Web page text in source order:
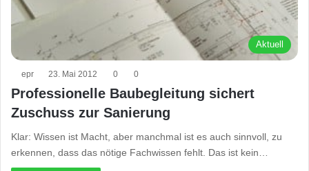
Aktuell
epr 23. Mai 2012 0 0
Professionelle Baubegleitung sichert
Zuschuss zur Sanierung
Klar: Wissen ist Macht, aber manchmal ist es auch sinnvoll, zu
erkennen, dass das nötige Fachwissen fehlt. Das ist kein…